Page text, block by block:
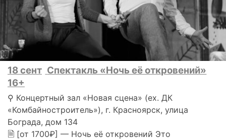
18 сент Спектакль «Ночь её откровений»
16+
⚲ Концертный зал «Новая сцена» (ex. ДК
«Комбайностроитель»), г. Красноярск, улица
Бограда, дом 134
🗎 [от 1700₽] — Ночь её откровений Это